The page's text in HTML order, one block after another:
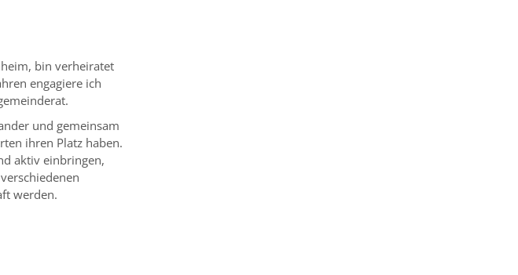
bin verheiratet
engagiere ich
und gemeinsam
ihren Platz haben.
aktiv einbringen,
werden.